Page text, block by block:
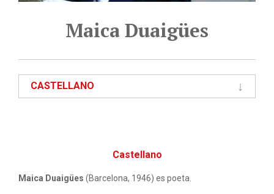
Maica Duaigües
CASTELLANO
Castellano
Maica Duaigües (Barcelona, 1946) es poeta.